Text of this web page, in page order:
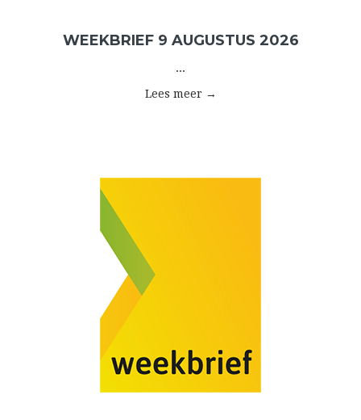
WEEKBRIEF 9 AUGUSTUS 2026
...
Lees meer →